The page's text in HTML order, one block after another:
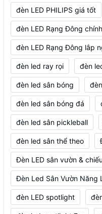
đèn LED PHILIPS giá tốt
đèn LED Rạng Đông
đèn LED Rạng Đông lắp
đèn led ray rọi đèn
đèn led sân bóng
đèn led sân bóng đá
đèn led sân pickleball
đèn led sân thể theo
Đèn LED sân vườn &
Đèn Led Sân Vườn Năng
đèn LED spotlight